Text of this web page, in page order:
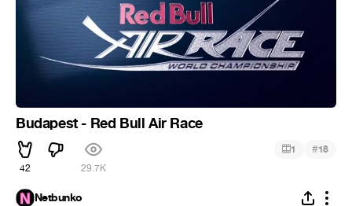
Budapest - Red Bull Air Race
42 29.7K
1 #18
Netbunko